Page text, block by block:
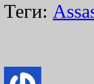
Теги: